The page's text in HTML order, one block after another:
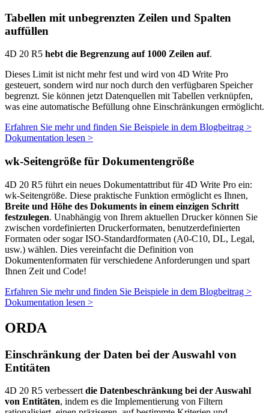
Tabellen mit unbegrenzten Zeilen und Spalten
auffüllen
4D 20 R5 hebt die Begrenzung auf 1000 Zeilen auf.
Dieses Limit ist nicht mehr fest und wird von 4D Write Pro
gesteuert, sondern wird nur noch durch den verfügbaren Speicher
begrenzt. Sie können jetzt Datenquellen mit Tabellen verknüpfen,
was eine automatische Befüllung ohne Einschränkungen ermöglicht.
Erfahren Sie mehr und finden Sie Beispiele in dem Blogbeitrag >
Dokumentation lesen >
wk-Seitengröße für Dokumentengröße
4D 20 R5 führt ein neues Dokumentattribut für 4D Write Pro ein:
wk-Seitengröße. Diese praktische Funktion ermöglicht es Ihnen,
Breite und Höhe des Dokuments in einem einzigen Schritt
festzulegen. Unabhängig von Ihrem aktuellen Drucker können Sie
zwischen vordefinierten Druckerformaten, benutzerdefinierten
Formaten oder sogar ISO-Standardformaten (A0-C10, DL, Legal,
usw.) wählen. Dies vereinfacht die Definition von
Dokumentenformaten für verschiedene Anforderungen und spart
Ihnen Zeit und Code!
Erfahren Sie mehr und finden Sie Beispiele in dem Blogbeitrag >
Dokumentation lesen >
ORDA
Einschränkung der Daten bei der Auswahl von
Entitäten
4D 20 R5 verbessert die Datenbeschränkung bei der Auswahl
von Entitäten, indem es die Implementierung von Filtern